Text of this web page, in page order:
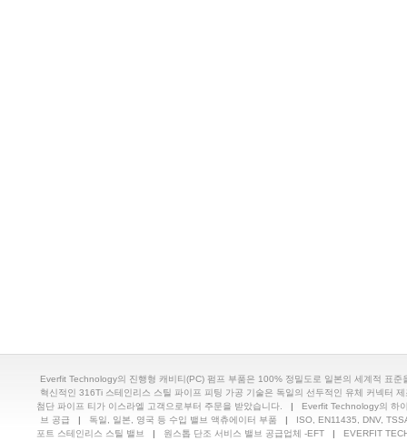
Everfit Technology의 진행형 캐비티(PC) 펌프 부품은 100% 정밀도로 일본의 세계적 표준
혁신적인 316Ti 스테인리스 스틸 파이프 피팅 가공 기술은 독일의 선두적인 유체 커넥터
첨단 파이프 티가 이스라엘 고객으로부터 주문을 받았습니다.
| Everfit Technology의 하
브 공급
| 독일, 일본, 영국 등 수입 밸브 액츄에이터 부품 | ISO, EN11435, DNV,
포트 스테인리스 스틸 밸브
| 원스톱 단조 서비스 밸브 공급업체 -EFT | EVERFIT